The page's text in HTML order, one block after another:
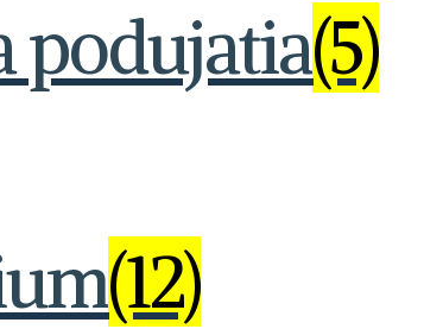
podujatia(5)
(12)